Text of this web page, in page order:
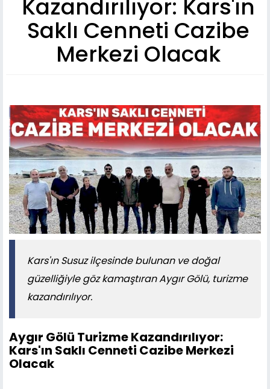
Kazandırılıyor: Kars'ın
Saklı Cenneti Cazibe
Merkezi Olacak
Kars'ın Susuz ilçesinde bulunan ve doğal
güzelliğiyle göz kamaştıran Aygır Gölü, turizme
kazandırılıyor.
Aygır Gölü Turizme Kazandırılıyor:
Kars'ın Saklı Cenneti Cazibe Merkezi
Olacak